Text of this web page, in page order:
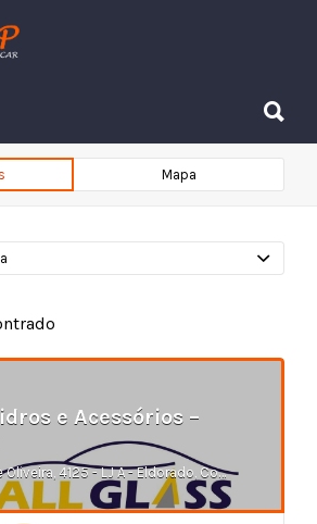
Mapa
e Acessórios –
Av. João César de Oliveira, 4125 - LJ A - Eldorado, Contagem - MG